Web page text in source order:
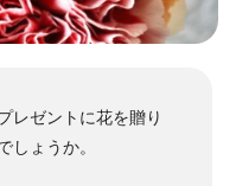
レゼントに花を贈り
しょうか。